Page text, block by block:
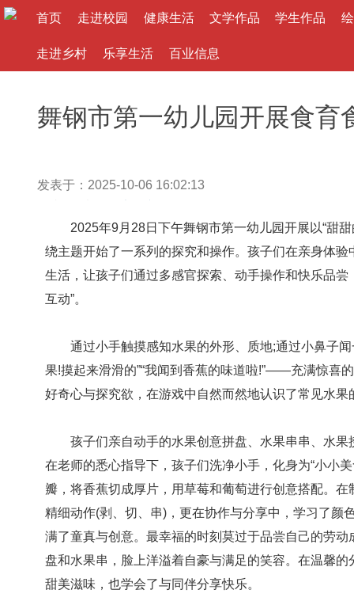
首页 走进校园 健康生活 文学作品 学生作品
走进乡村 乐享生活 百业信息
舞钢市第一幼儿园开展食育
发表于：2025-10-06 16:02:13
2025年9月28日下午舞钢市第一幼儿园开展以“甜甜
绕主题开始了一系列的探究和操作。孩子们在亲身体
生活，让孩子们通过多感官探索、动手操作和快乐品尝
互动”。
通过小手触摸感知水果的外形、质地;通过小鼻子闻
果!摸起来滑滑的”“我闻到香蕉的味道啦!”——充满惊喜
好奇心与探究欲，在游戏中自然而然地认识了常见水果
孩子们亲自动手的水果创意拼盘、水果串串、水果
在老师的悉心指导下，孩子们洗净小手，化身为“小小
瓣，将香蕉切成厚片，用草莓和葡萄进行创意搭配。
精细动作(剥、切、串)，更在协作与分享中，学习了颜
满了童真与创意。最幸福的时刻莫过于品尝自己的劳
盘和水果串，脸上洋溢着自豪与满足的笑容。在温馨
甜美滋味，也学会了与同伴分享快乐。